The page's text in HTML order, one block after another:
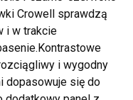
Crowell sprawdzą
i w trakcie
i wygodny
dopasowuje się do